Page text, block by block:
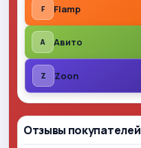
Отзывы покупателей
F Flamp
A Авито
Z Zoon